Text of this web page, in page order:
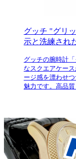
グッチ "グリ
示と洗練され
グッチの腕時計
なスクエアケー
ージ感を漂わせ
魅力です。高品質